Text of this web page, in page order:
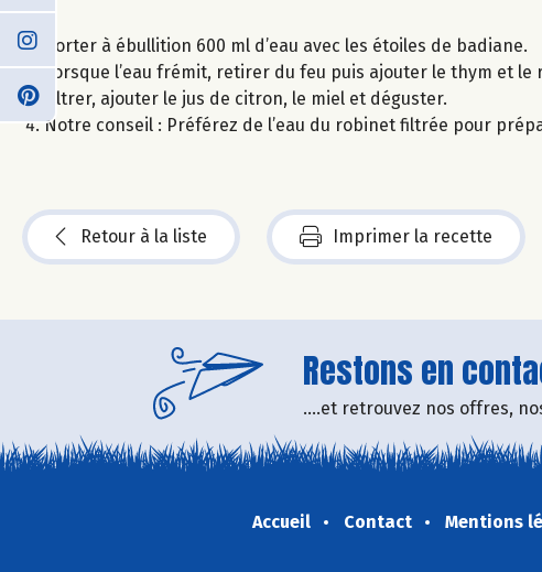
Porter à ébullition 600 ml d’eau avec les étoiles de badiane.
Lorsque l’eau frémit, retirer du feu puis ajouter le thym et
Filtrer, ajouter le jus de citron, le miel et déguster.
Notre conseil : Préférez de l’eau du robinet filtrée pour
Retour à la liste Imprimer la recette
Restons en
....et retrouvez nos offres,
Accueil Contact Mentions